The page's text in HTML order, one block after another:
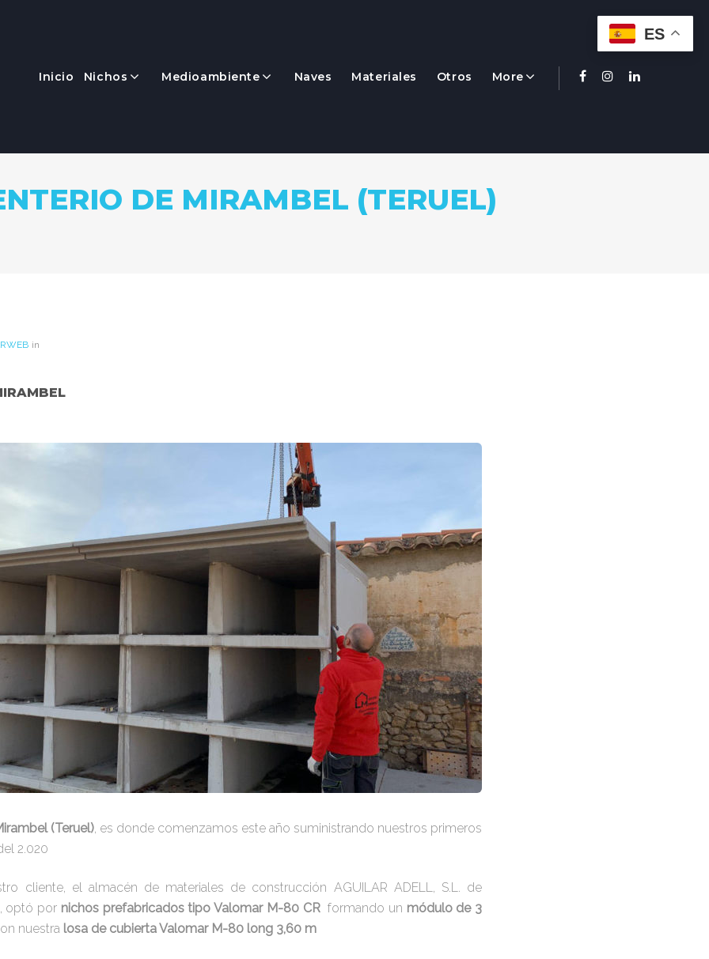
Inicio Nichos Medioambiente Naves Materiales Otros More
DE MIRAMBEL (TERUEL)
in
(Teruel), es donde comenzamos este año suministrando nuestros primeros
2.020
cliente, el almacén de materiales de construcción AGUILAR ADELL, S.L. de
optó por nichos prefabricados tipo Valomar M-80 CRformando un módulo de 3
nuestra losa de cubierta Valomar M-80 long 3,60 m
ES